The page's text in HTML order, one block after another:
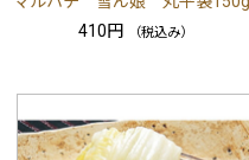
410円
（税込み）